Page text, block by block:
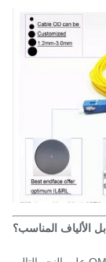
المناسب؟